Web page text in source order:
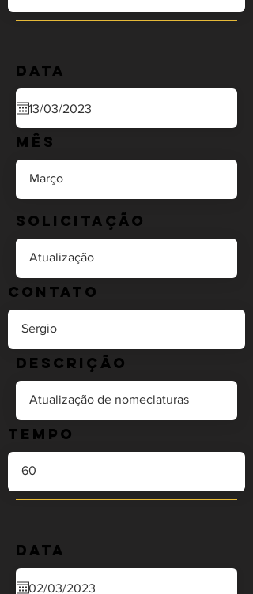
Data
Mês
Solicitação
Contato
Descrição
Tempo
Data